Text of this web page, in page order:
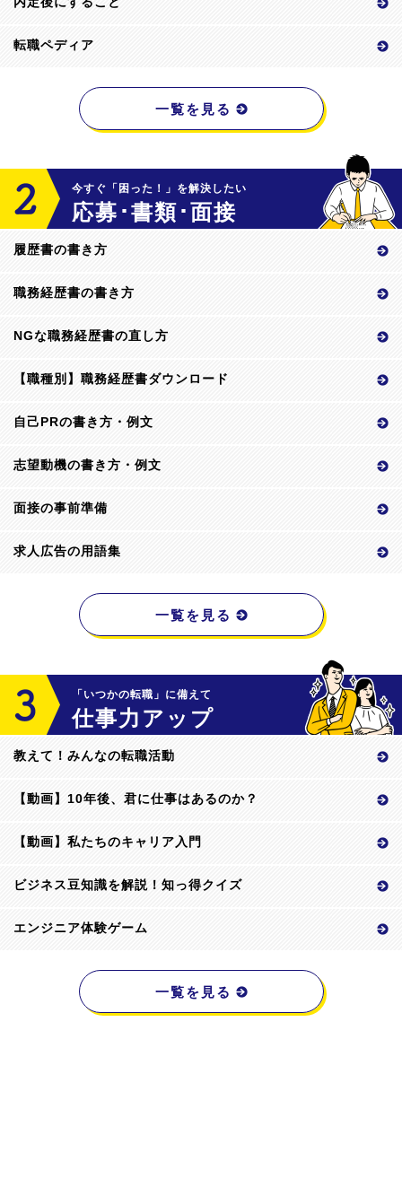
転職ペディア
一覧を見る
今すぐ「困った！」を解決したい
応募･書類･面接
履歴書の書き方
職務経歴書の書き方
NGな職務経歴書の直し方
【職種別】職務経歴書ダウンロード
自己PRの書き方・例文
志望動機の書き方・例文
面接の事前準備
求人広告の用語集
一覧を見る
「いつかの転職」に備えて
仕事力アップ
教えて！みんなの転職活動
【動画】10年後、君に仕事はあるのか？
【動画】私たちのキャリア入門
ビジネス豆知識を解説！知っ得クイズ
エンジニア体験ゲーム
一覧を見る